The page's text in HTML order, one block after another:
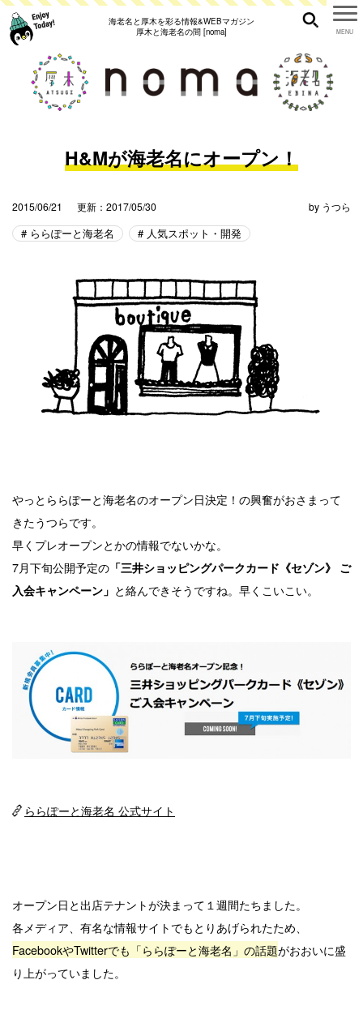
海老名と厚木を彩る情報&WEBマガジン
厚木と海老名の間 [noma]
H&Mが海老名にオープン！
2015/06/21 更新：2017/05/30 by うつら
ららぽーと海老名 人気スポット・開発
やっとららぽーと海老名のオープン日決定！の興奮がおさまって
きたうつらです。
早くプレオープンとかの情報でないかな。
7月下旬公開予定の 「三井ショッピングパークカード《セゾン》 ご
入会キャンペーン」 と絡んできそうですね。早くこいこい。
ららぽーと海老名 公式サイト
オープン日と出店テナントが決まって１週間たちました。
各メディア、有名な情報サイトでもとりあげられたため、
FacebookやTwitterでも「ららぽーと海老名」の話題がおおいに盛
り上がっていました。